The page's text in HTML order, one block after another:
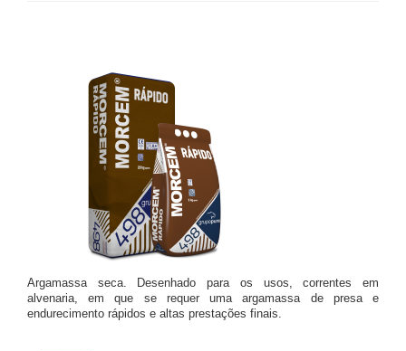
Argamassa seca. Desenhado para os usos, correntes em
alvenaria, em que se requer uma argamassa de presa e
endurecimento rápidos e altas prestações finais.